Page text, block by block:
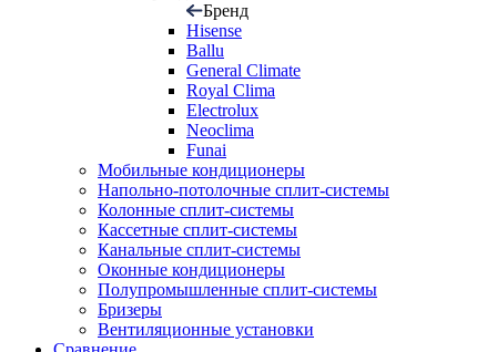
Бренд
Hisense
Ballu
General Climate
Royal Clima
Electrolux
Neoclima
Funai
Мобильные кондиционеры
Напольно-потолоч​ные ​сплит-системы
Колонные ​​сплит-системы
Кассетные сплит-системы
Канальные сплит-системы
Оконные кондиционеры
Полупромышленные сплит-системы
Бризеры
Вентиляционные установки